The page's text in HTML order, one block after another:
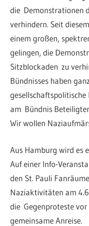
die Demonstrationen
verhindern. Seit
einem großen,
gelingen, die
Sitzblockaden zu
Bündnisses haben
am Bündnis
Wir wollen
Aus Hamburg wird es
Auf einer Info-
den St. Pauli
Naziaktivitäten am
die Gegenproteste
gemeinsame Anreise.